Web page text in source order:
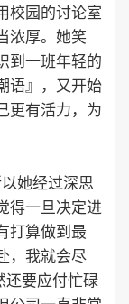
校园的讨论室
浓厚。她笑
到一班年轻的
语』，又开始
更有活力，为
她经过深思
得一旦决定进
打算做到最
，我就会尽
还要应付忙碌